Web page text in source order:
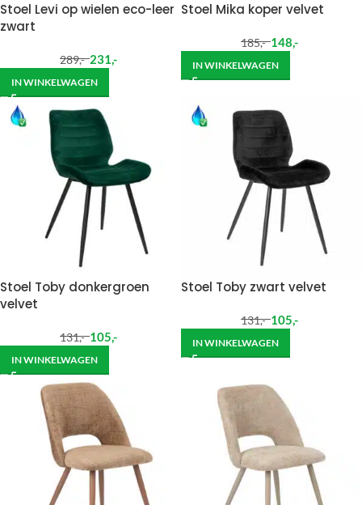
Stoel Levi op wielen eco-leer
zwart
289,- 231,-
IN WINKELWAGEN
Stoel Mika koper velvet
185,- 148,-
IN WINKELWAGEN
Stoel Toby donkergroen
velvet
131,- 105,-
IN WINKELWAGEN
Stoel Toby zwart velvet
131,- 105,-
IN WINKELWAGEN